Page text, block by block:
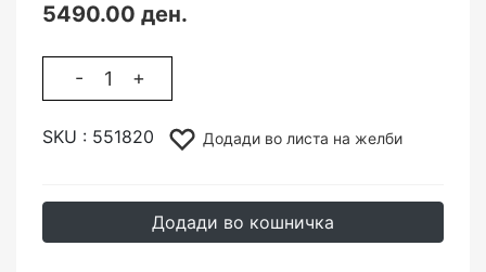
5490.00 ден.
- +
SKU : 551820 Додади во листа на желби
Додади во кошничка